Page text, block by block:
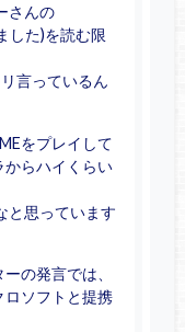
さんの
した)を読む限
言っているん
をプレイして
からハイくらい
と思っています
の発言では、
ロソフトと提携